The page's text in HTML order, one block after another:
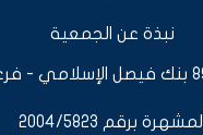
نبذة عن الجمعية
المشهرة برقم 2004/5823